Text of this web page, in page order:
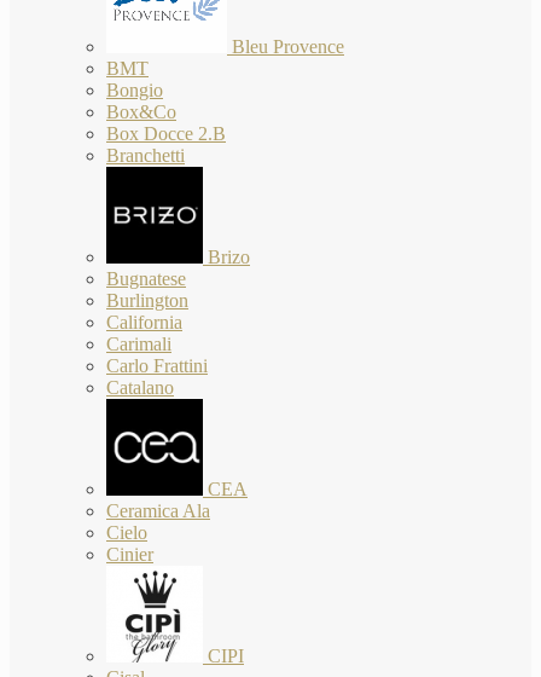
Bleu Provence
BMT
Bongio
Box&Co
Box Docce 2.B
Branchetti
Brizo
Bugnatese
Burlington
California
Carimali
Carlo Frattini
Catalano
CEA
Ceramica Ala
Cielo
Cinier
CIPI